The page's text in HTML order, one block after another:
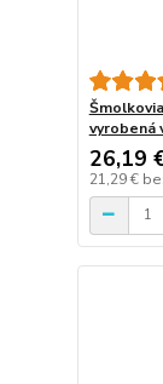
vyrobená
26,19
21,29 €